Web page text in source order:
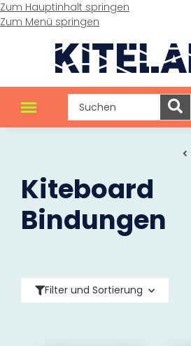
Zum Hauptinhalt springen
Zum Menü springen
Kiteboard
Bindungen
Filter und Sortierung